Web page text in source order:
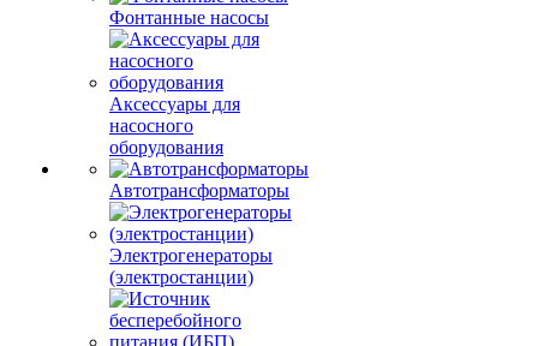
Фонтанные насосы
Аксессуары для
насосного
оборудования
Автотрансформаторы
Электрогенераторы
(электростанции)